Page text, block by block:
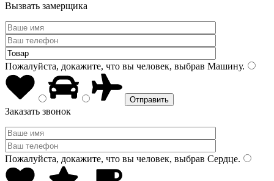
Вызвать замерщика
Пожалуйста, докажите, что вы человек, выбрав Машину.
Заказать звонок
Пожалуйста, докажите, что вы человек, выбрав Сердце.